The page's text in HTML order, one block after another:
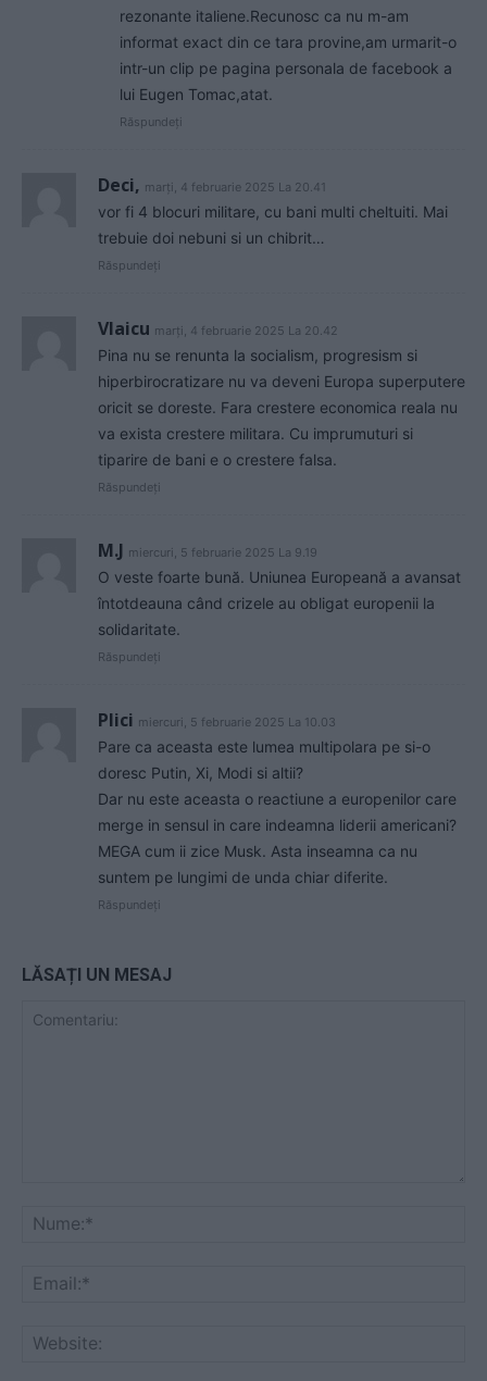
rezonante italiene.Recunosc ca nu m-am
informat exact din ce tara provine,am urmarit-o
intr-un clip pe pagina personala de facebook a
lui Eugen Tomac,atat.
Răspundeți
Deci, marți, 4 februarie 2025 La 20.41
vor fi 4 blocuri militare, cu bani multi cheltuiti. Mai
trebuie doi nebuni si un chibrit…
Răspundeți
Vlaicu marți, 4 februarie 2025 La 20.42
Pina nu se renunta la socialism, progresism si
hiperbirocratizare nu va deveni Europa superputere
oricit se doreste. Fara crestere economica reala nu
va exista crestere militara. Cu imprumuturi si
tiparire de bani e o crestere falsa.
Răspundeți
M.J miercuri, 5 februarie 2025 La 9.19
O veste foarte bună. Uniunea Europeană a avansat
întotdeauna când crizele au obligat europenii la
solidaritate.
Răspundeți
Plici miercuri, 5 februarie 2025 La 10.03
Pare ca aceasta este lumea multipolara pe si-o
doresc Putin, Xi, Modi si altii?
Dar nu este aceasta o reactiune a europenilor care
merge in sensul in care indeamna liderii americani?
MEGA cum ii zice Musk. Asta inseamna ca nu
suntem pe lungimi de unda chiar diferite.
Răspundeți
LĂSAȚI UN MESAJ